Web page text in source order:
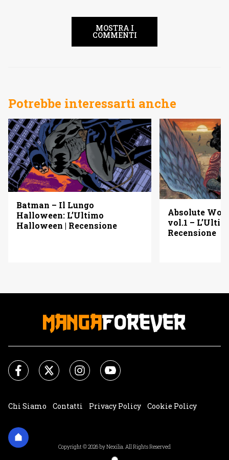
MOSTRA I
COMMENTI
Potrebbe interessarti anche
Batman – Il Lungo
Halloween: L’Ultimo
Halloween | Recensione
Absolute
vol.1 –
Recensione
Chi Siamo Contatti Privacy Policy
Cookie Policy
Copyright © 2026 by Nexilia. All Rights Reserved